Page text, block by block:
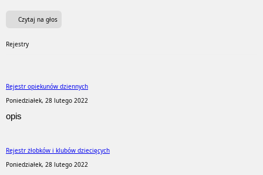
Czytaj na głos
Rejestry
Rejestr opiekunów dziennych
Poniedziałek, 28 lutego 2022
opis
Rejestr żłobków i klubów dziecięcych
Poniedziałek, 28 lutego 2022